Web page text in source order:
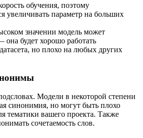
обучения, поэтому
увеличивать параметр на больших
значении модель может
она будет хорошо работать
но плохо на любых других
Модели в некоторой степени
синонимия, но могут быть плохо
тематики вашего проекта. Также
сочетаемость слов.